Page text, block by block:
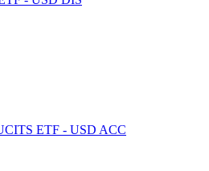
ETF - USD ACC